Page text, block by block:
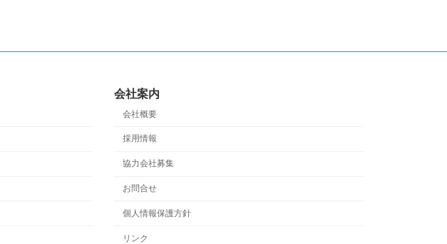
会社案内
会社概要
採用情報
協力会社募集
お問合せ
個人情報保護方針
リンク